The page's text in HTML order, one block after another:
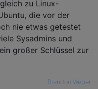
zu Linux-
die vor der
nie etwas getestet
Sysadmins und
großer Schlüssel zur
Brandon Weber